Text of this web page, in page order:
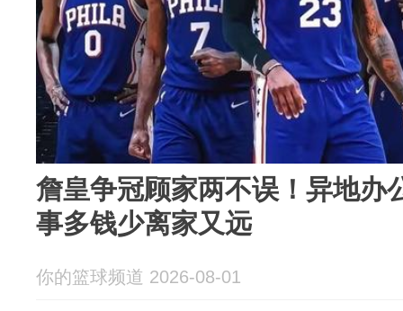
詹皇争冠顾家两不误！异地办
事多钱少离家又远
你的篮球频道 2026-08-01